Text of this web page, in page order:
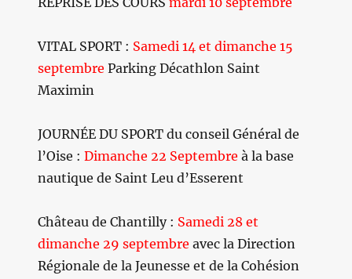
VITAL SPORT : Samedi 14 et dimanche 15
septembre Parking Décathlon Saint
Maximin
JOURNÉE DU SPORT du conseil Général de
l’Oise : Dimanche 22 Septembre à la base
nautique de Saint Leu d’Esserent
Château de Chantilly : Samedi 28 et
dimanche 29 septembre avec la Direction
Régionale de la Jeunesse et de la Cohésion